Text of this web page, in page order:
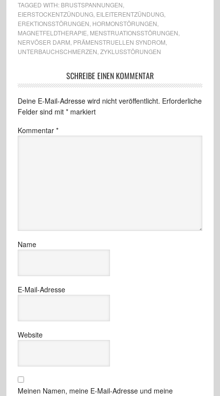
TAGGED WITH: BRUSTSPANNUNGEN
EIERSTOCKENTZÜNDUNG, EILEITERENTZÜNDUNG,
EREKTIONSSTÖRUNGEN HORMONSTÖRUNGEN
MAGNETFELDTHERAPIE MENSTRUATIONSSTÖRUNGEN
NERVÖSER DARM PRÄMENSTRUELLEN SYNDROM
UNTERBAUCHSCHMERZEN ZYKLUSSTÖRUNGEN
SCHREIBE EINEN KOMMENTAR
Deine E-Mail-Adresse wird nicht veröffentlicht. Erforderliche
Felder sind mit *markiert
Kommentar *
Name
E-Mail-Adresse
Website
Meinen Namen, meine E-Mail-Adresse und meine